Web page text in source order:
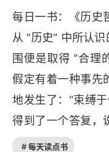
第三篇 希腊精神的
第三部 罗马世界
第一篇 从罗马开
第三篇
每日一书：《历史
从 “历史” 中所认
围便是取得 “合理
假定有着一种事先
地发生了：“束缚
得到了一个答复，
力，也许就心满意
# 每天读点书